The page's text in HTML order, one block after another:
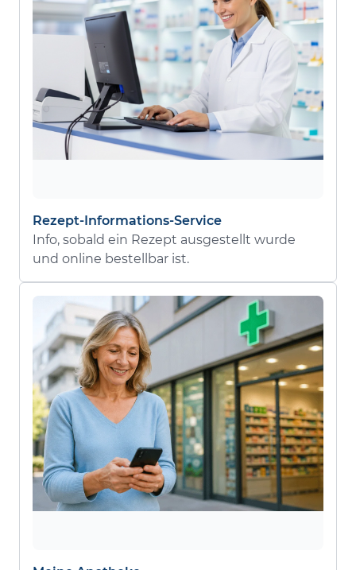
Rezept-Informations-Service
Info, sobald ein Rezept ausgestellt wurde
und online bestellbar ist.